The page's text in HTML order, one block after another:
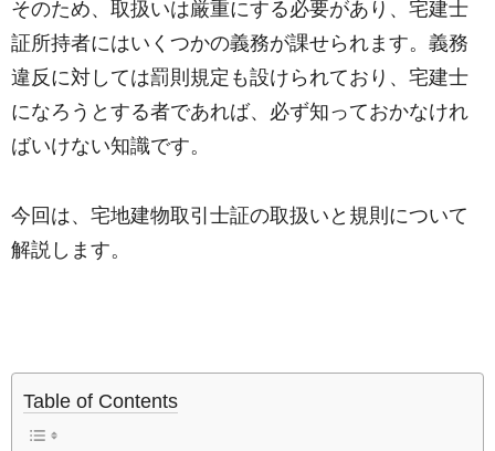
そのため、取扱いは厳重にする必要があり、宅建士
証所持者にはいくつかの義務が課せられます。義務
違反に対しては罰則規定も設けられており、宅建士
になろうとする者であれば、必ず知っておかなけれ
ばいけない知識です。
今回は、宅地建物取引士証の取扱いと規則について
解説します。
Table of Contents